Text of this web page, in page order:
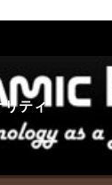
リティ